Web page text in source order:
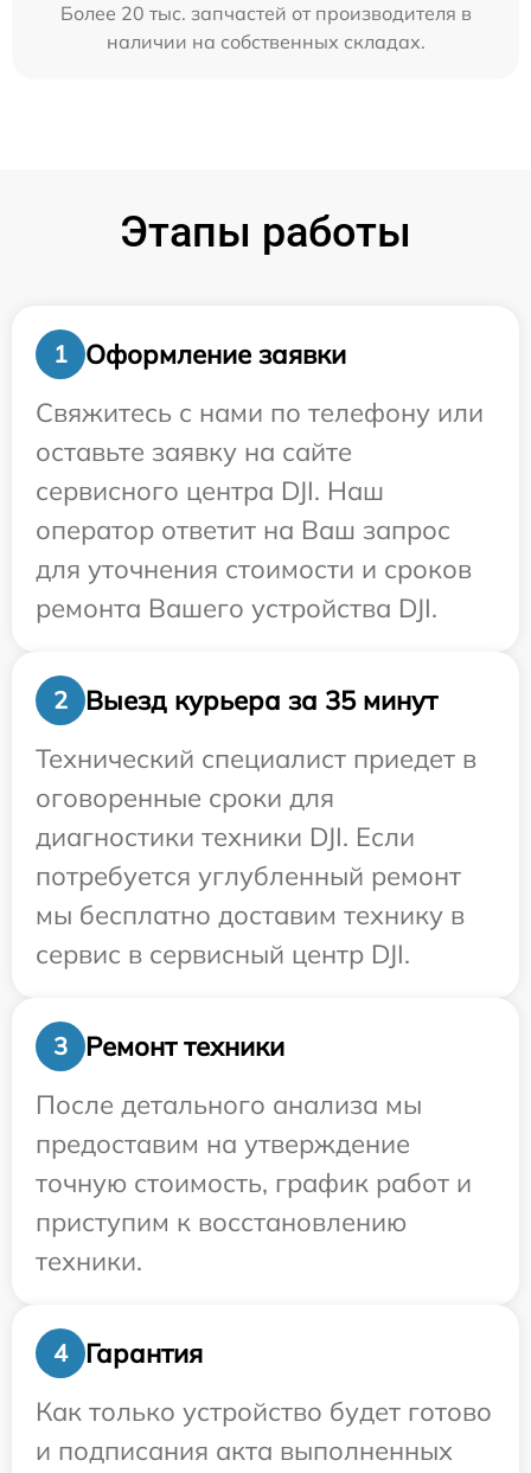
Более 20 тыс. запчастей от производителя в
наличии на собственных складах.
Этапы работы
1
Оформление заявки
Свяжитесь с нами по телефону или
оставьте заявку на сайте
сервисного центра DJI. Наш
оператор ответит на Ваш запрос
для уточнения стоимости и сроков
ремонта Вашего устройства DJI.
2
Выезд курьера за 35 минут
Технический специалист приедет в
оговоренные сроки для
диагностики техники DJI. Если
потребуется углубленный ремонт
мы бесплатно доставим технику в
сервис в сервисный центр DJI.
3
Ремонт техники
После детального анализа мы
предоставим на утверждение
точную стоимость, график работ и
приступим к восстановлению
техники.
4
Гарантия
Как только устройство будет готово
и подписания акта выполненных